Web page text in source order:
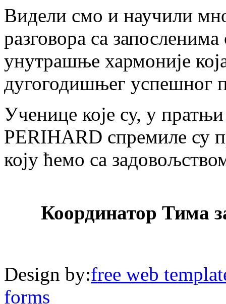
Видели смо и научили
разговора са
унутрашње хармоније
дугогодишњег успешног
Ученице које су, у
PERIHARD спремиле су
коју ћемо са
Координатор
Design by:free web
forms